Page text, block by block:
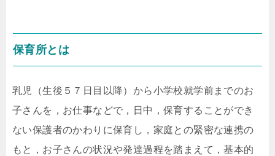
保育所とは
乳児（生後５７日目以降）から小学校就学前までのお
子さんを，お仕事などで，日中，保育することができ
ない保護者のかわりに保育し，家庭との緊密な連携の
もと，お子さんの状況や発達過程を踏まえて，基本的